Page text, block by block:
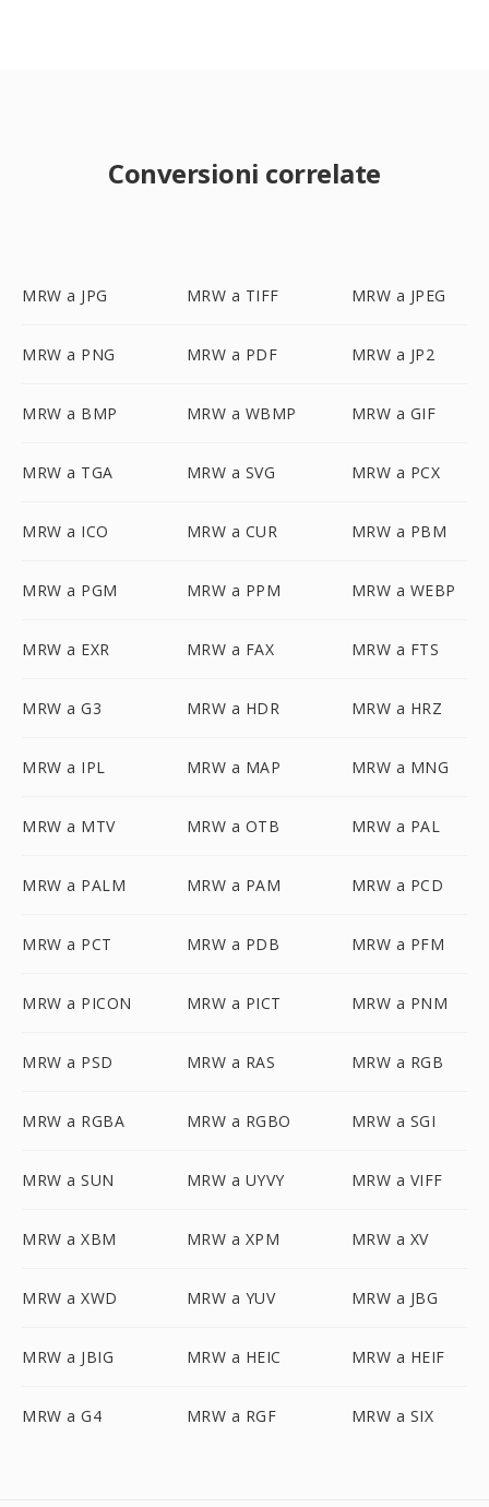
Conversioni correlate
MRW a JPG MRW a TIFF MRW a JPEG
MRW a PNG MRW a PDF MRW a JP2
MRW a BMP MRW a WBMP MRW a GIF
MRW a TGA MRW a SVG MRW a PCX
MRW a ICO MRW a CUR MRW a PBM
MRW a PGM MRW a PPM MRW a WEBP
MRW a EXR MRW a FAX MRW a FTS
MRW a G3 MRW a HDR MRW a HRZ
MRW a IPL MRW a MAP MRW a MNG
MRW a MTV MRW a OTB MRW a PAL
MRW a PALM MRW a PAM MRW a PCD
MRW a PCT MRW a PDB MRW a PFM
MRW a PICON MRW a PICT MRW a PNM
MRW a PSD MRW a RAS MRW a RGB
MRW a RGBA MRW a RGBO MRW a SGI
MRW a SUN MRW a UYVY MRW a VIFF
MRW a XBM MRW a XPM MRW a XV
MRW a XWD MRW a YUV MRW a JBG
MRW a JBIG MRW a HEIC MRW a HEIF
MRW a G4 MRW a RGF MRW a SIX